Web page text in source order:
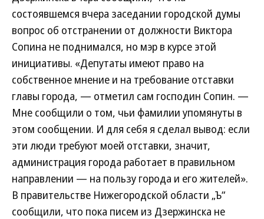
состоявшемся вчера заседании городской думы
вопрос об отстранении от должности Виктора
Сопина не поднимался, но мэр в курсе этой
инициативы. «Депутаты имеют право на
собственное мнение и на требование отставки
главы города, — отметил сам господин Сопин. —
Мне сообщили о том, чьи фамилии упомянуты в
этом сообщении. И для себя я сделал вывод: если
эти люди требуют моей отставки, значит,
администрация города работает в правильном
направлении — на пользу города и его жителей».
В правительстве Нижегородской области „Ъ“
сообщили, что пока писем из Дзержинска не